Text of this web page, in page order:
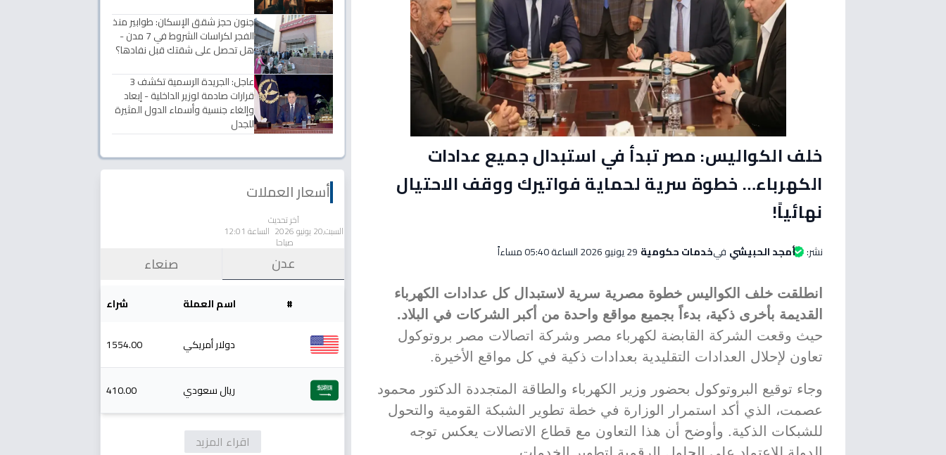
خلف الكواليس: مصر تبدأ في استبدال جميع عدادات
الكهرباء… خطوة سرية لحماية فواتيرك ووقف الاحتيال
نهائياً!
نشر: أمجد الحبيشي فيخدمات حكومية 29 يونيو 2026 الساعة 05:40 مساءاً
انطلقت خلف الكواليس خطوة مصرية سرية لاستبدال كل عدادات الكهرباء
القديمة بأخرى ذكية، بدءاً بجميع مواقع واحدة من أكبر الشركات في البلاد.
حيث وقعت الشركة القابضة لكهرباء مصر وشركة اتصالات مصر بروتوكول
تعاون لإحلال العدادات التقليدية بعدادات ذكية في كل مواقع الأخيرة.
وجاء توقيع البروتوكول بحضور وزير الكهرباء والطاقة المتجددة الدكتور محمود
عصمت، الذي أكد استمرار الوزارة في خطة تطوير الشبكة القومية والتحول
للشبكات الذكية. وأوضح أن هذا التعاون مع قطاع الاتصالات يعكس توجه
جنون حجز شقق الإسكان: طوابير منذ
الفجر لكراسات الشروط في 7 مدن -
هل تحصل على شقتك قبل نفادها؟
عاجل: الجريدة الرسمية تكشف 3
قرارات صادمة لوزير الداخلية - إبعاد
وإلغاء جنسية وأسماء الدول المثيرة
للجدل
أسعار العملات
آخر تحديث
السبت,20 يونيو 2026 الساعة 12:01
صباحا
عدن صنعاء
# اسم العملة شراء
دولار أمريكي 1554.00
ريال سعودي 410.00
اقراء المزيد